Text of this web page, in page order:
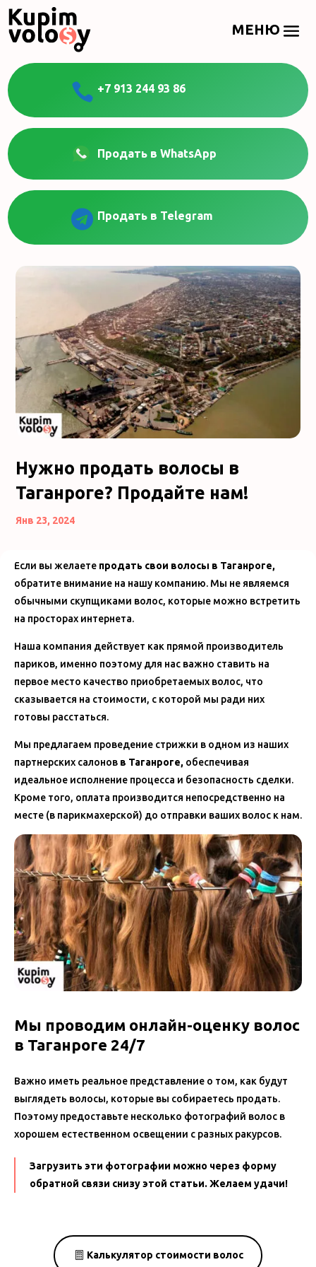
 +7 913 244 93 86
Продать в WhatsApp
 Продать в Telegram
Нужно продать волосы в
Таганроге? Продайте нам!
Янв 23, 2024
Если вы желаете продать свои волосы в Таганроге,
обратите внимание на нашу компанию. Мы не являемся
обычными скупщиками волос, которые можно встретить
на просторах интернета.
Наша компания действует как прямой производитель
париков, именно поэтому для нас важно ставить на
первое место качество приобретаемых волос, что
сказывается на стоимости, с которой мы ради них
готовы расстаться.
Мы предлагаем проведение стрижки в одном из наших
партнерских салонов в Таганроге, обеспечивая
идеальное исполнение процесса и безопасность сделки.
Кроме того, оплата производится непосредственно на
месте (в парикмахерской) до отправки ваших волос к нам.
Мы проводим онлайн-оценку волос
в Таганроге 24/7
Важно иметь реальное представление о том, как будут
выглядеть волосы, которые вы собираетесь продать.
Поэтому предоставьте несколько фотографий волос в
хорошем естественном освещении с разных ракурсов.
Загрузить эти фотографии можно через форму
обратной связи снизу этой статьи. Желаем удачи!
Калькулятор стоимости волос